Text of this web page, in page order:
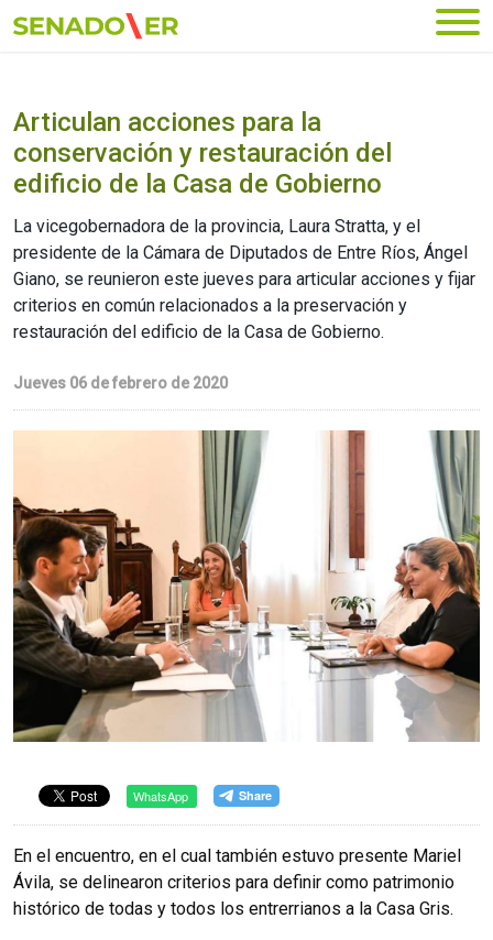
Ir al menú principal
Articulan acciones para la
conservación y restauración del
edificio de la Casa de Gobierno
La vicegobernadora de la provincia, Laura Stratta, y el
presidente de la Cámara de Diputados de Entre Ríos, Ángel
Giano, se reunieron este jueves para articular acciones y fijar
criterios en común relacionados a la preservación y
restauración del edificio de la Casa de Gobierno.
Jueves 06 de febrero de 2020
WhatsApp
En el encuentro, en el cual también estuvo presente Mariel
Ávila, se delinearon criterios para definir como patrimonio
histórico de todas y todos los entrerrianos a la Casa Gris.